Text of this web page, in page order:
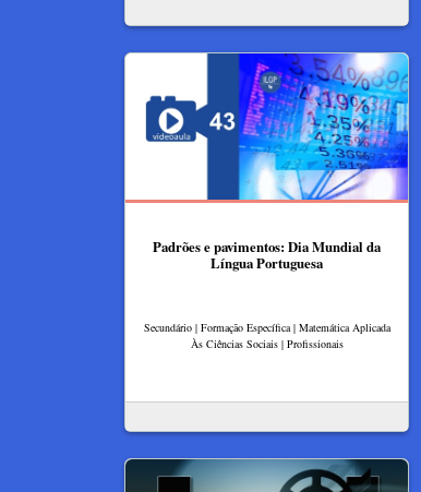
Padrões e pavimentos: Dia Mundial da
Língua Portuguesa
Secundário | Formação Específica | Matemática Aplicada
Às Ciências Sociais | Profissionais